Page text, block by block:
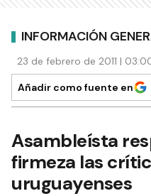
INFORMACIÓN
23 de febrero de 2011 |
Añadir como fuente en
Asambleísta
firmeza las
uruguayenses